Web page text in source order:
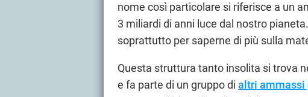
nome così particolare si riferisce a un
3 miliardi di anni luce dal nostro
soprattutto per saperne di più sulla
Questa struttura tanto insolita si trova
e fa parte di un gruppo di altri ammassi